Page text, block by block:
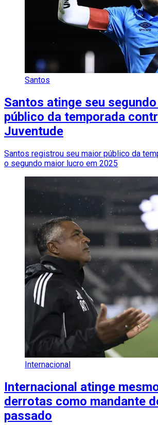
Santos
Santos atinge seu
público da temporada
Juventude
Santos registrou seu maior público da
o segundo maior lucro em 2025
Internacional
Internacional atinge
derrotas como mandante
passado